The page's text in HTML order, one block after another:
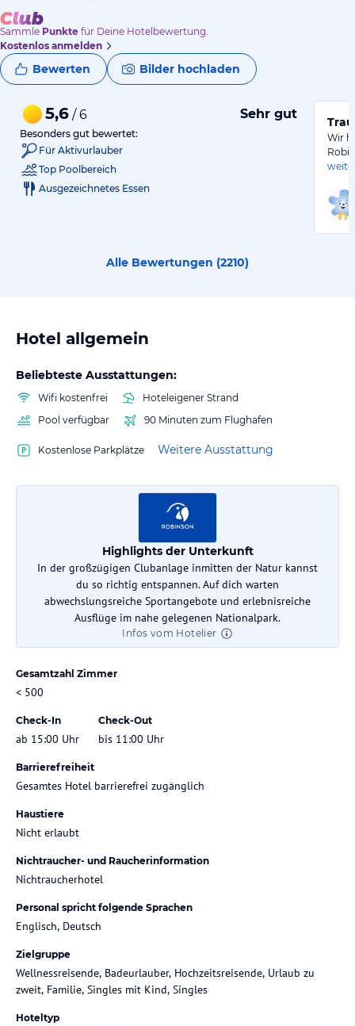
Sammle Punkte für Deine Hotelbewertung.
Kostenlos anmelden
Bewerten Bilder hochladen
5,6 / 6 Sehr gut
Besonders gut bewertet:
Für Aktivurlauber
Top Poolbereich
Ausgezeichnetes Essen
Wir
Alle Bewertungen (2210)
Hotel allgemein
Beliebteste Ausstattungen:
Wifi kostenfrei
Hoteleigener Strand
Pool verfügbar
90 Minuten zum Flughafen
Kostenlose Parkplätze Weitere Ausstattung
Highlights der Unterkunft
In der großzügigen Clubanlage inmitten der Natur kannst
du so richtig entspannen. Auf dich warten
abwechslungsreiche Sportangebote und erlebnisreiche
Ausflüge im nahe gelegenen Nationalpark.
Infos vom Hotelier
Gesamtzahl Zimmer
< 500
Check-In
ab 15:00 Uhr
Check-Out
bis 11:00 Uhr
Barrierefreiheit
Gesamtes Hotel barrierefrei zugänglich
Haustiere
Nicht erlaubt
Nichtraucher- und Raucherinformation
Nichtraucherhotel
Personal spricht folgende Sprachen
Englisch, Deutsch
Zielgruppe
Wellnessreisende, Badeurlauber, Hochzeitsreisende, Urlaub zu
zweit, Familie, Singles mit Kind, Singles
Hoteltyp